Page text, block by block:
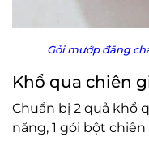
Gỏi mướp đắng
Khổ qua chiên
Chuẩn bị 2 quả khổ
năng, 1 gói bột